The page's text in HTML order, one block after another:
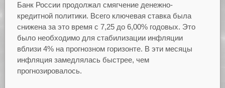
Банк России продолжал смягчение денежно-
кредитной политики. Всего ключевая ставка была
снижена за это время с 7,25 до 6,00% годовых. Это
было необходимо для стабилизации инфляции
вблизи 4% на прогнозном горизонте. В эти месяцы
инфляция замедлялась быстрее, чем
прогнозировалось.